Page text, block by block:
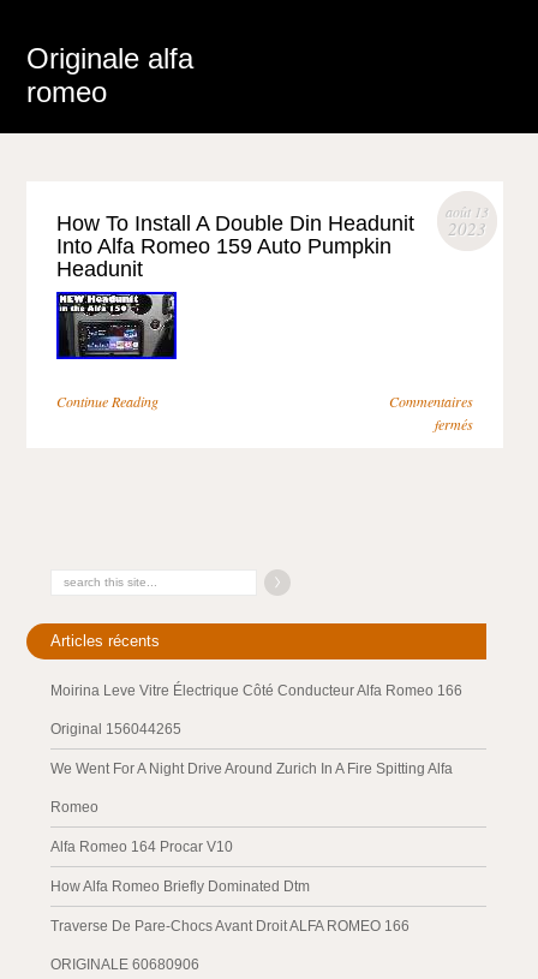
Originale alfa
romeo
août 13
2023
How To Install A Double Din Headunit
Into Alfa Romeo 159 Auto Pumpkin
Headunit
Continue Reading
Commentaires
fermés
Articles récents
Moirina Leve Vitre Électrique Côté Conducteur Alfa Romeo 166
Original 156044265
We Went For A Night Drive Around Zurich In A Fire Spitting Alfa
Romeo
Alfa Romeo 164 Procar V10
How Alfa Romeo Briefly Dominated Dtm
Traverse De Pare-Chocs Avant Droit ALFA ROMEO 166
ORIGINALE 60680906